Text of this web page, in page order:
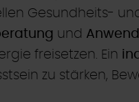
Gesundheits-
und
freisetzen. Ein
zu stärken,